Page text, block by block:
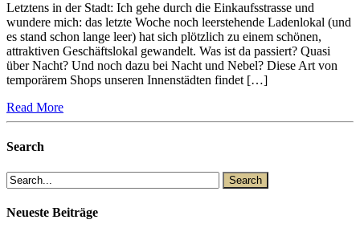
Letztens in der Stadt: Ich gehe durch die Einkaufsstrasse und
wundere mich: das letzte Woche noch leerstehende Ladenlokal (und
es stand schon lange leer) hat sich plötzlich zu einem schönen,
attraktiven Geschäftslokal gewandelt. Was ist da passiert? Quasi
über Nacht? Und noch dazu bei Nacht und Nebel? Diese Art von
temporärem Shops unseren Innenstädten findet […]
Read More
Search
Neueste Beiträge